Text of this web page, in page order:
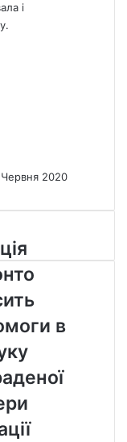
і
2020
в